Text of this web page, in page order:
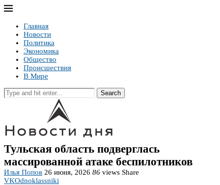
Главная
Новости
Политика
Экономика
Общество
Происшествия
В Мире
Search
Тульская область подверглась
массированной атаке беспилотников
Илья Попов 26 июня, 2026 86 views Share
VKOdnoklassniki